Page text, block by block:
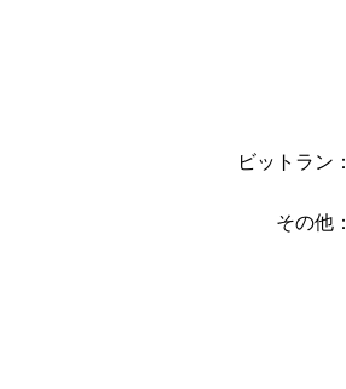
ビットラン：
その他：